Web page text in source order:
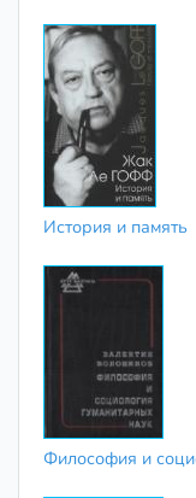
История и память
Философия и